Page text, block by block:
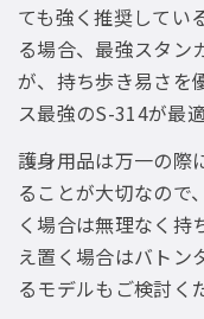
ても強く推奨してい
る場合、最強スタン
が、持ち歩き易さを
ス最強のS-314が最適
護身用品は万一の際
ることが大切なので
く場合は無理なく持
え置く場合はバトン
るモデルもご検討く